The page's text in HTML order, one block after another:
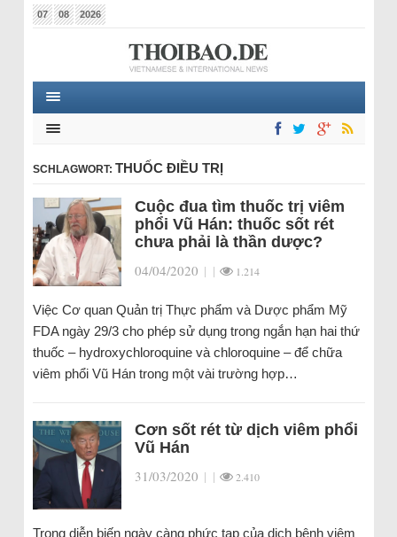
07 08 2026
SCHLAGWORT: THUỐC ĐIỀU TRỊ
Cuộc đua tìm thuốc trị viêm
phổi Vũ Hán: thuốc sốt rét
chưa phải là thần dược?
04/04/2020 | | 1.214
Việc Cơ quan Quản trị Thực phẩm và Dược phẩm Mỹ
FDA ngày 29/3 cho phép sử dụng trong ngắn hạn hai thứ
thuốc – hydroxychloroquine và chloroquine – để chữa
viêm phổi Vũ Hán trong một vài trường hợp…
Cơn sốt rét từ dịch viêm phổi
Vũ Hán
31/03/2020 | | 2.410
Trong diễn biến ngày càng phức tạp của dịch bệnh viêm